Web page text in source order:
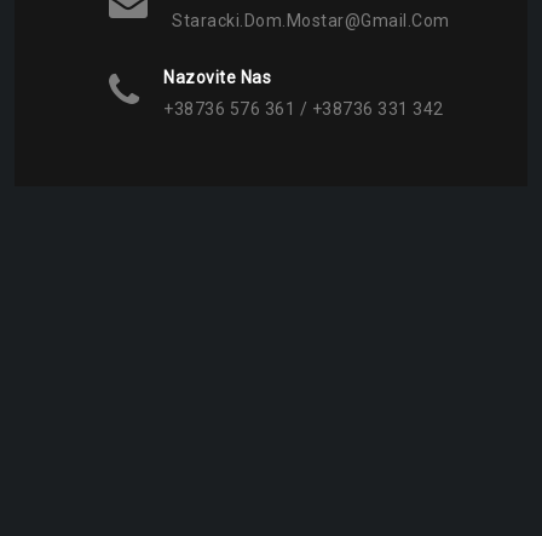
Staracki.dom.mostar@gmail.com
Nazovite Nas
+38736 576 361 / +38736 331 342